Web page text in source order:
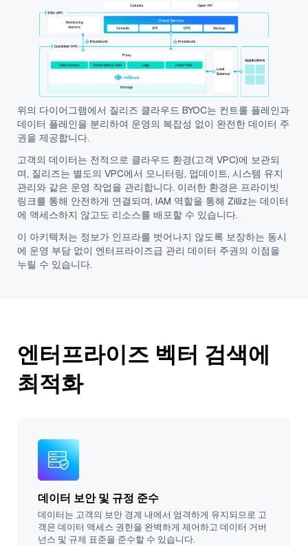
위의 다이어그램에서 질리즈 클라우드 BYOC는 컨트롤 플레인과
데이터 플레인을 분리하여 운영의 복잡성 없이 완전한 데이터 주
권을 제공합니다.
고객의 데이터는 전적으로 클라우드 환경(고객 VPC)에 보관되
며, 질리즈는 별도의 VPC에서 모니터링, 업데이트, 시스템 유지
관리와 같은 운영 작업을 관리합니다. 이러한 환경은 프라이빗
링크를 통해 안전하게 연결되며, IAM 역할을 통해 Zilliz는 데이터
에 액세스하지 않고도 리소스를 배포할 수 있습니다.
이 아키텍처는 정보가 인프라를 벗어나지 않도록 보장하는 동시
에 운영 부담 없이 엔터프라이즈급 관리 데이터 주권의 이점을
누릴 수 있습니다.
엔터프라이즈 벡터 검색에
최적화
데이터 보안 및 규정 준수
데이터는 고객의 보안 경계 내에서 엄격하게 유지되므로 고
객은 데이터 액세스 권한을 완벽하게 제어하고 데이터 거버
넌스 및 규제 표준을 준수할 수 있습니다.